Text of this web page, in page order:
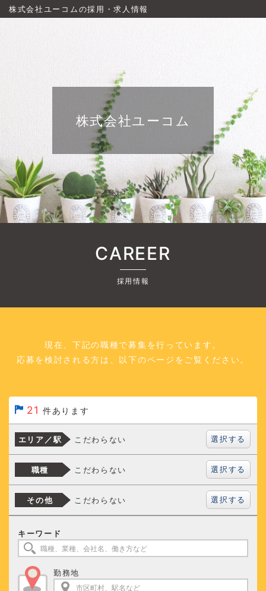
株式会社ユーコムの採用・求人情報
株式会社ユーコム
CAREER
採用情報
現在、下記の職種で募集を行っています。
応募を検討される方は、以下のページをご覧ください。
21 件あります
エリア／駅 こだわらない 選択する
職種 こだわらない 選択する
その他 こだわらない 選択する
キーワード
勤務地